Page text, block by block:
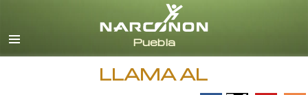
Español
Todas las Regiones/Idiomas
LLAMA AL